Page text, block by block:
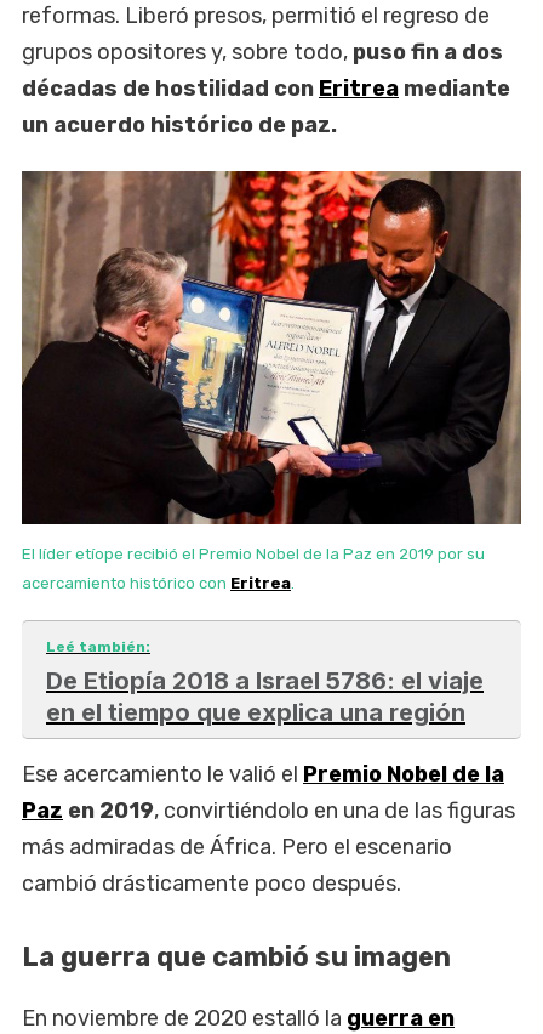
reformas. Liberó presos, permitió el regreso de
grupos opositores y, sobre todo, puso fin a dos
décadas de hostilidad con Eritrea mediante
un acuerdo histórico de paz.
El líder etíope recibió el Premio Nobel de la Paz en 2019 por su
acercamiento histórico con Eritrea
Leé también:
De Etiopía 2018 a Israel 5786: el viaje
en el tiempo que explica una región
Ese acercamiento le valió el Premio Nobel de la
Paz en 2019, convirtiéndolo en una de las figuras
más admiradas de África. Pero el escenario
cambió drásticamente poco después.
La guerra que cambió su imagen
En noviembre de 2020 estalló la guerra en